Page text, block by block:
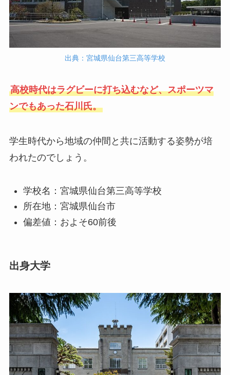
出典：宮城県仙台第三高等学校
高校時代はラグビーに打ち込むなど、スポーツマ
ンでもあった石川氏。
学生時代から地域の仲間と共に活動する姿勢が培
われたのでしょう。
学校名：宮城県仙台第三高等学校
所在地：宮城県仙台市
偏差値：およそ60前後
出身大学